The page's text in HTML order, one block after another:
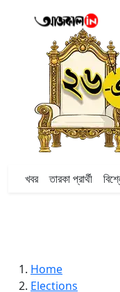
খবর তারকা প্রার্থী
Home
Elections